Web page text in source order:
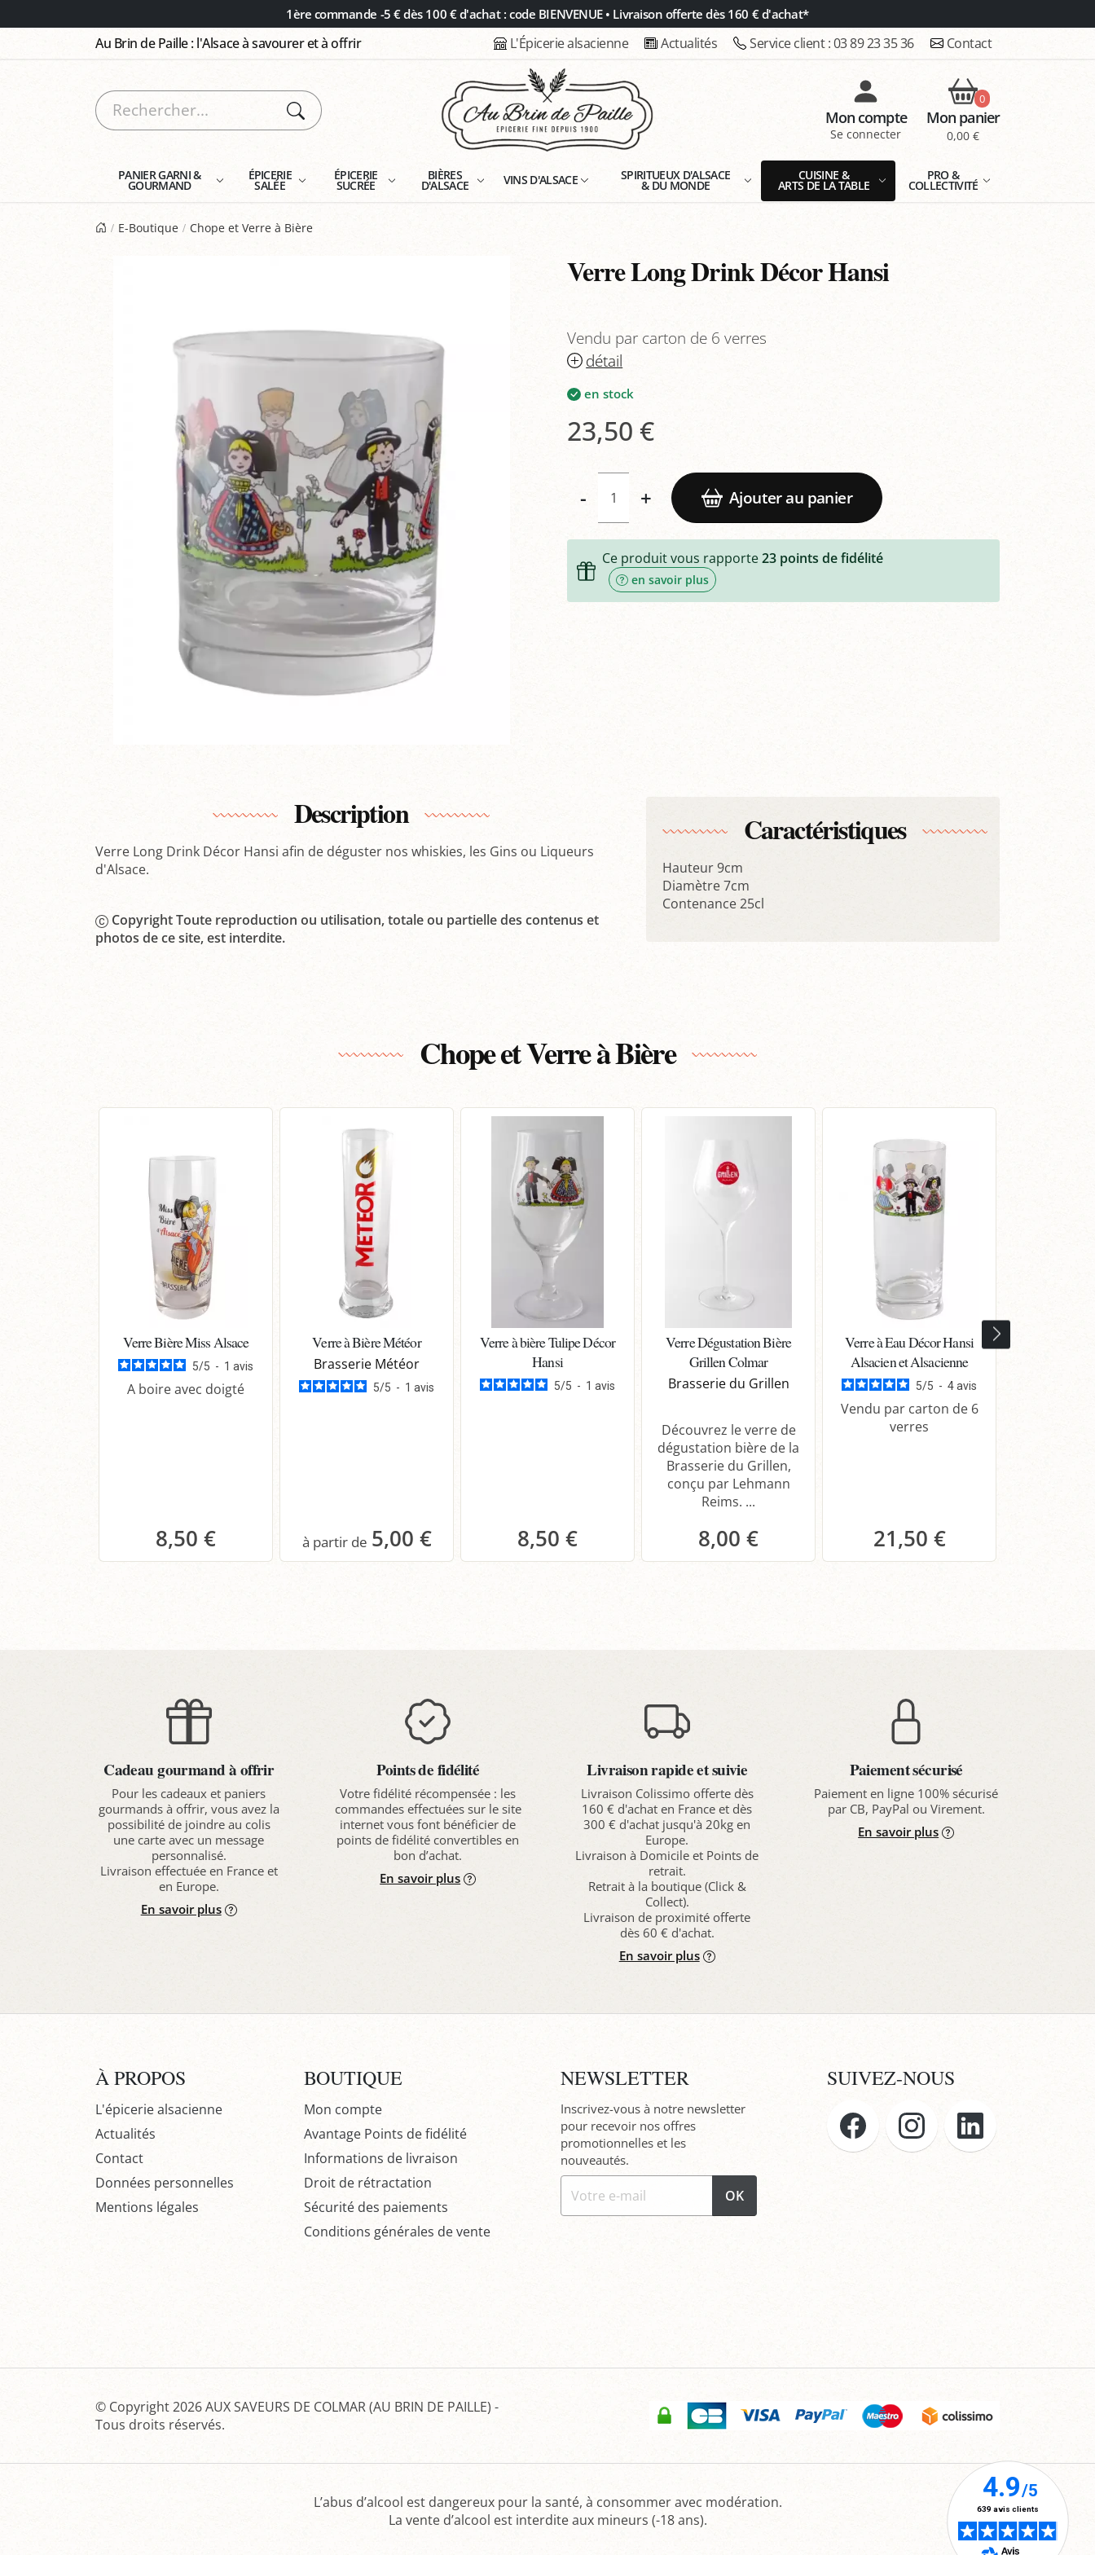
1ère commande -5 € dès 100 € d'achat : code BIENVENUE • Livraison offerte dès 160 € d'achat*
Au Brin de Paille : l'Alsace à savourer et à offrir L'Épicerie alsacienne Actualités Service client :03 89 23 35 36 Contact
Mon compte
Se connecter
0
Mon panier
0,00 €
PANIER GARNI &
GOURMAND
ÉPICERIE
SALÉE
ÉPICERIE
SUCRÉE
BIÈRES
D'ALSACE VINS D'ALSACE SPIRITUEUX D'ALSACE
& DU MONDE
CUISINE &
ARTS DE LA TABLE
PRO &
COLLECTIVITÉ
E-Boutique Chope et Verre à Bière
Verre Long Drink Décor Hansi
Vendu par carton de 6 verres
détail
en stock
23,50 €
- + Ajouter au panier
Ce produit vous rapporte23 points de fidélité
en savoir plus
Description
Verre Long Drink Décor Hansi afin de déguster nos whiskies, les Gins ou Liqueurs
d'Alsace.
Copyright Toute reproduction ou utilisation, totale ou partielle des contenus et
photos de ce site, est interdite.
Caractéristiques
Hauteur 9cm
Diamètre 7cm
Contenance 25cl
Chope et Verre à Bière
Verre Bière Miss Alsace
5/5 - 1 avis
A boire avec doigté
8,50 €
Verre à Bière Météor
Brasserie Météor
5/5 - 1 avis
5,00 €
Verre à bière Tulipe Décor
Hansi
5/5 - 1 avis
8,50 €
Verre Dégustation Bière
Grillen Colmar
Brasserie du Grillen
Découvrez le verre de
dégustation bière de la
Brasserie du Grillen,
conçu par Lehmann
Reims. ...
8,00 €
Verre à Eau Décor Hansi
Alsacien et Alsacienne
5/5 - 4avis
Vendu par carton de 6
verres
21,50 €
Cadeau gourmand à offrir
Pour les cadeaux et paniers
gourmands à offrir, vous avez la
possibilité de joindre au colis
une carte avec un message
personnalisé.
Livraison effectuée en France et
en Europe.
En savoir plus
Points de fidélité
Votre fidélité récompensée : les
commandes effectuées sur le site
internet vous font bénéficier de
points de fidélité convertibles en
bon d’achat.
En savoir plus
Livraison rapide et suivie
Livraison Colissimo offerte dès
160 € d'achat en France et dès
300 € d'achat jusqu'à 20kg en
Europe.
Livraison à Domicile et Points de
retrait.
Retrait à la boutique (Click &
Collect).
Livraison de proximité offerte
dès 60 € d'achat.
En savoir plus
Paiement sécurisé
Paiement en ligne 100% sécurisé
par CB, PayPal ou Virement.
En savoir plus
À PROPOS
L'épicerie alsacienne
Actualités
Contact
Données personnelles
Mentions légales
BOUTIQUE
Mon compte
Avantage Points de fidélité
Informations de livraison
Droit de rétractation
Sécurité des paiements
Conditions générales de vente
NEWSLETTER
Inscrivez-vous à notre newsletter
pour recevoir nos offres
promotionnelles et les
nouveautés.
OK
SUIVEZ-NOUS
© Copyright 2026AUX SAVEURS DE COLMAR (AU BRIN DE PAILLE) -
Tous droits réservés.
L’abus d’alcool est dangereux pour la santé, à consommer avec modération.
La vente d’alcool est interdite aux mineurs (-18 ans).